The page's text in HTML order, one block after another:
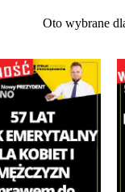
Oto wybrane